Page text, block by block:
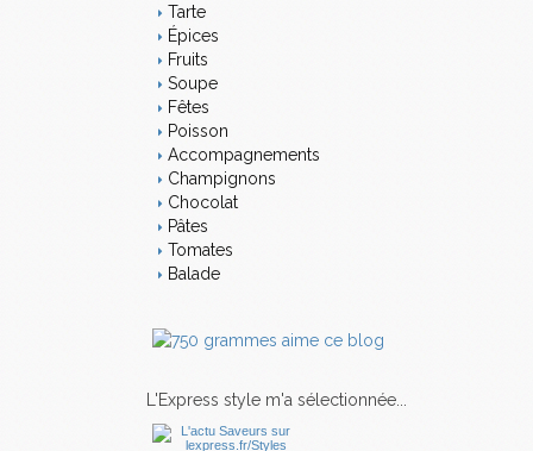
Tarte
Épices
Fruits
Soupe
Fêtes
Poisson
Accompagnements
Champignons
Chocolat
Pâtes
Tomates
Balade
L'Express style m'a sélectionnée...